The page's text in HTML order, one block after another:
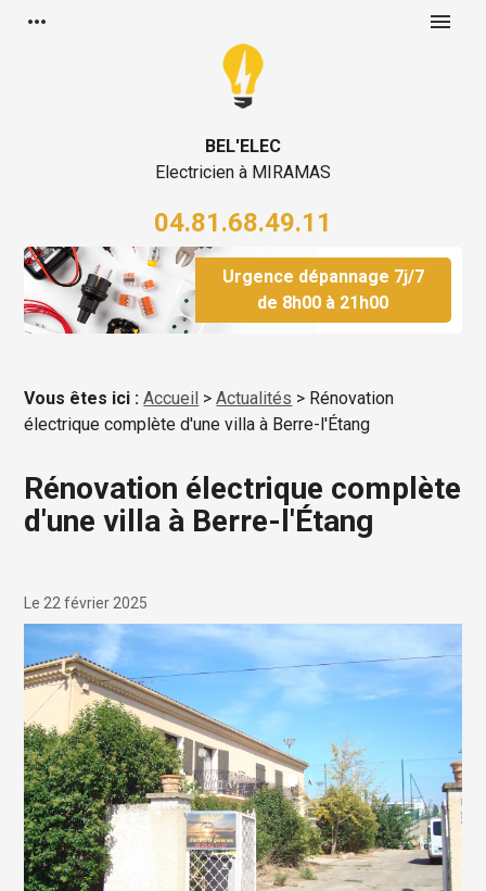
more_horiz menu
BEL'ELEC
Electricien à MIRAMAS
04.81.68.49.11
Urgence dépannage 7j/7
de 8h00 à 21h00
Vous êtes ici : Accueil >Actualités > Rénovation
électrique complète d'une villa à Berre-l'Étang
Rénovation électrique complète
d'une villa à Berre-l'Étang
Le 22 février 2025